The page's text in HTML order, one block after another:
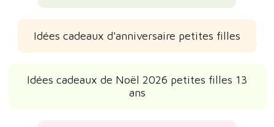
Idées cadeaux d'anniversaire petites filles
Idées cadeaux de Noël 2026 petites filles 13
ans